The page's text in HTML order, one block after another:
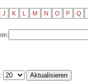
J K L M N O P Q